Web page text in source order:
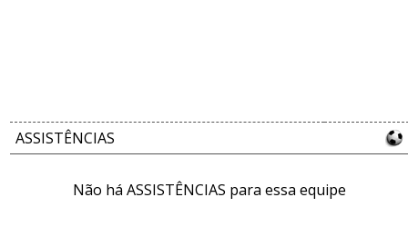
ASSISTÊNCIAS
Não há ASSISTÊNCIAS para essa equipe